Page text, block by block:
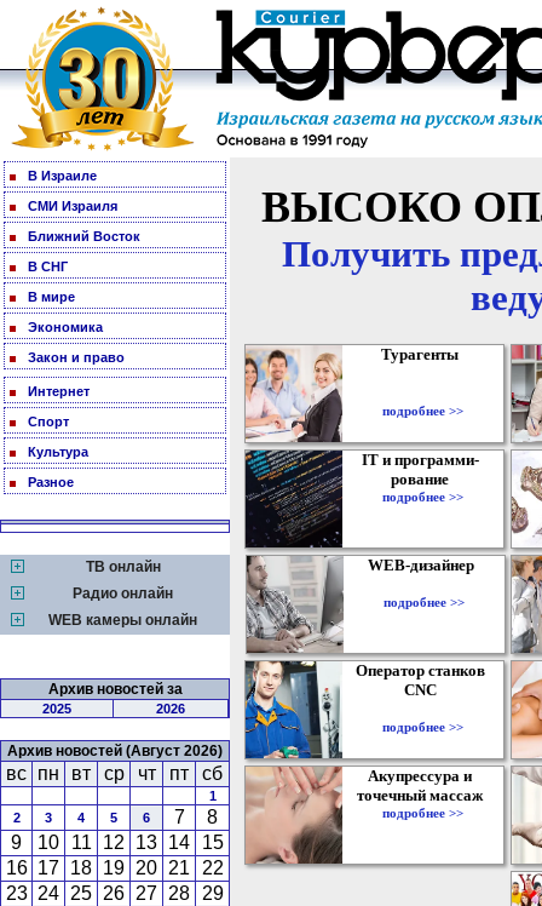
В Израиле
СМИ Израиля
Ближний Восток
В СНГ
В мире
Экономика
Закон и право
Интернет
Спорт
Культура
Разное
ТВ онлайн
Радио онлайн
WEB камеры онлайн
Архив новостей за
2025 2026
Архив новостей (Август 2026)
вс пн вт ср чт пт сб
1
2
3 4 5 6 7
8
9
10 11 12 13 14
15
16 17 18 19 20 21
22
23 24 25 26 27 28 29
ВЫСОКО
Получить
Турагенты
подробнее >>
IT и программи-
рование
подробнее >>
WEB-дизайнер
подробнее >>
Оператор станков
CNC
подробнее >>
Акупрессура и
точечный массаж
подробнее >>